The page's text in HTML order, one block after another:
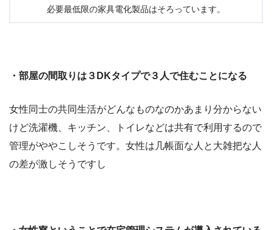
必要最低限の家具電化製品はそろっています。
・部屋の間取りは３DKタイプで３人で住むことになる
女性同士の共同生活がどんなものなのかあまり分からない
けど洗濯機、キッチン、トイレなどは共有で利用するので
管理がややこしそうです。女性は几帳面な人と大雑把な人
の差が激しそうですし